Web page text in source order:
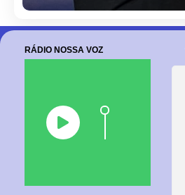
RÁDIO NOSSA VOZ